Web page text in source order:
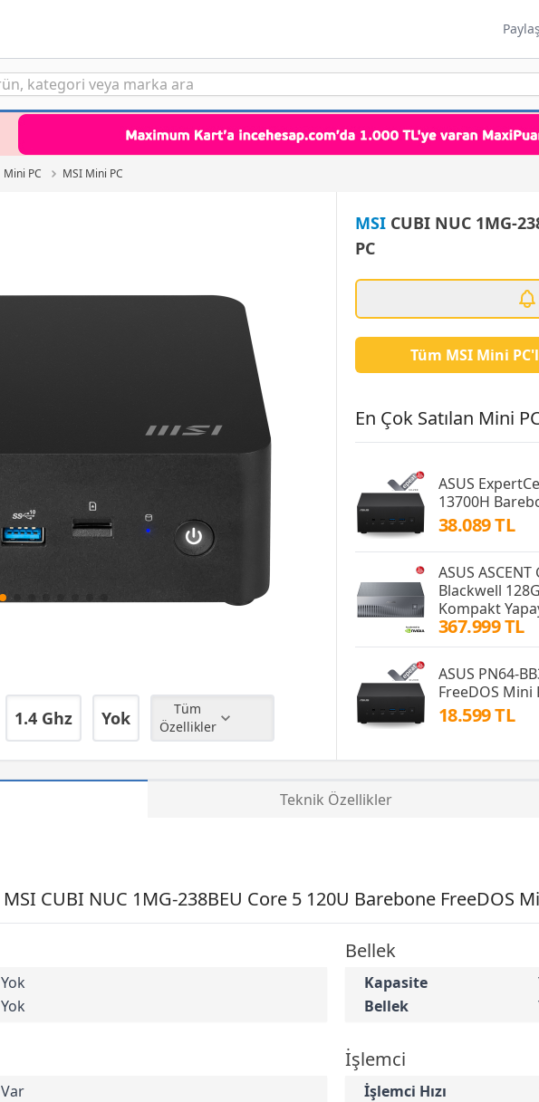
Mini PC MSI Mini PC
MSICUBI NUC 1MG-
PC
1.4 Ghz Yok
Tüm
Özellikler
Tüm MSI Mini
En Çok Satılan Mini
ASUS
13700H
38.089 TL
ASUS
Blackwell
Kompakt
367.999 TL
ASUS PN64-
FreeDOS Mini
18.599 TL
Teknik Özellikler
MSI CUBI NUC 1MG-238BEU Core 5 120U Barebone FreeDOS
Yok
Yok
Var
Bellek
Kapasite
Bellek
İşlemci
İşlemci Hızı